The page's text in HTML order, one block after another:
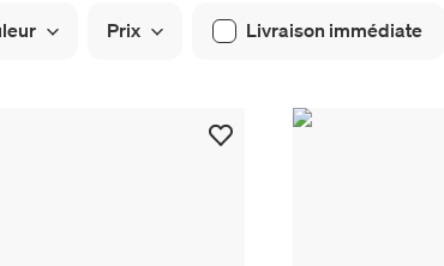
Prix Livraison immédiate